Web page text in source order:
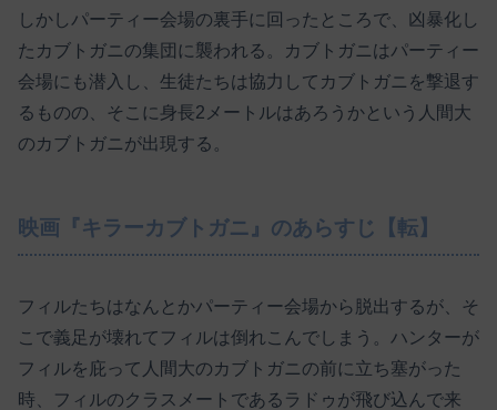
しかしパーティー会場の裏手に回ったところで、凶暴化し
たカブトガニの集団に襲われる。カブトガニはパーティー
会場にも潜入し、生徒たちは協力してカブトガニを撃退す
るものの、そこに身長2メートルはあろうかという人間大
のカブトガニが出現する。
映画『キラーカブトガニ』のあらすじ【転】
フィルたちはなんとかパーティー会場から脱出するが、そ
こで義足が壊れてフィルは倒れこんでしまう。ハンターが
フィルを庇って人間大のカブトガニの前に立ち塞がった
時、フィルのクラスメートであるラドゥが飛び込んで来